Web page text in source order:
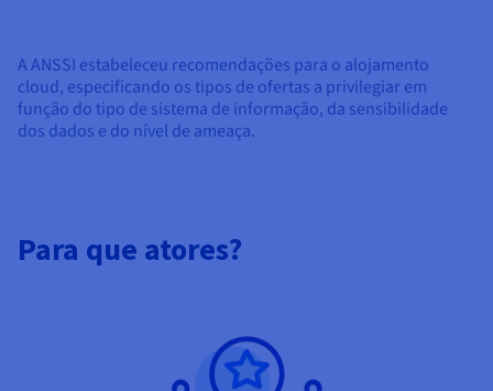
A ANSSI estabeleceu recomendações para o alojamento
cloud, especificando os tipos de ofertas a privilegiar em
função do tipo de sistema de informação, da sensibilidade
dos dados e do nível de ameaça.
Para que atores?